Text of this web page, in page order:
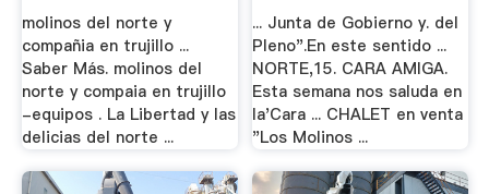
molinos del norte y
compañia en trujillo ...
Saber Más. molinos del
norte y compaia en trujillo
-equipos . La Libertad y las
delicias del norte ...
... Junta de Gobierno y. del
Pleno".En este sentido ...
NORTE,15. CARA AMIGA.
Esta semana nos saluda en
la'Cara ... CHALET en venta
"Los Molinos ...